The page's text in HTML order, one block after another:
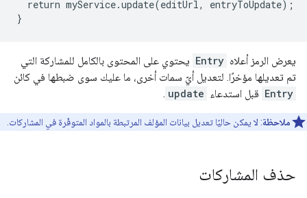
  return myService.update(editUrl, entryToUpdate);
يعرض الرمز أعلاه Entry يحتوي على المحتوى بالكامل للمشاركة التي
تم تعديلها مؤخرًا. لتعديل أيّ سمات أخرى، ما عليك سوى ضبطها في كائن
Entry قبل استدعاء update
.
ملاحظة: لا يمكن حاليًا تعديل بيانات المؤلف المرتبطة بالمواد المتوفّرة في المشاركات.
حذف المشاركات